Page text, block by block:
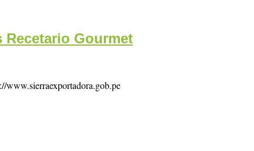
Recetario Gourmet
www.sierraexportadora.gob.pe